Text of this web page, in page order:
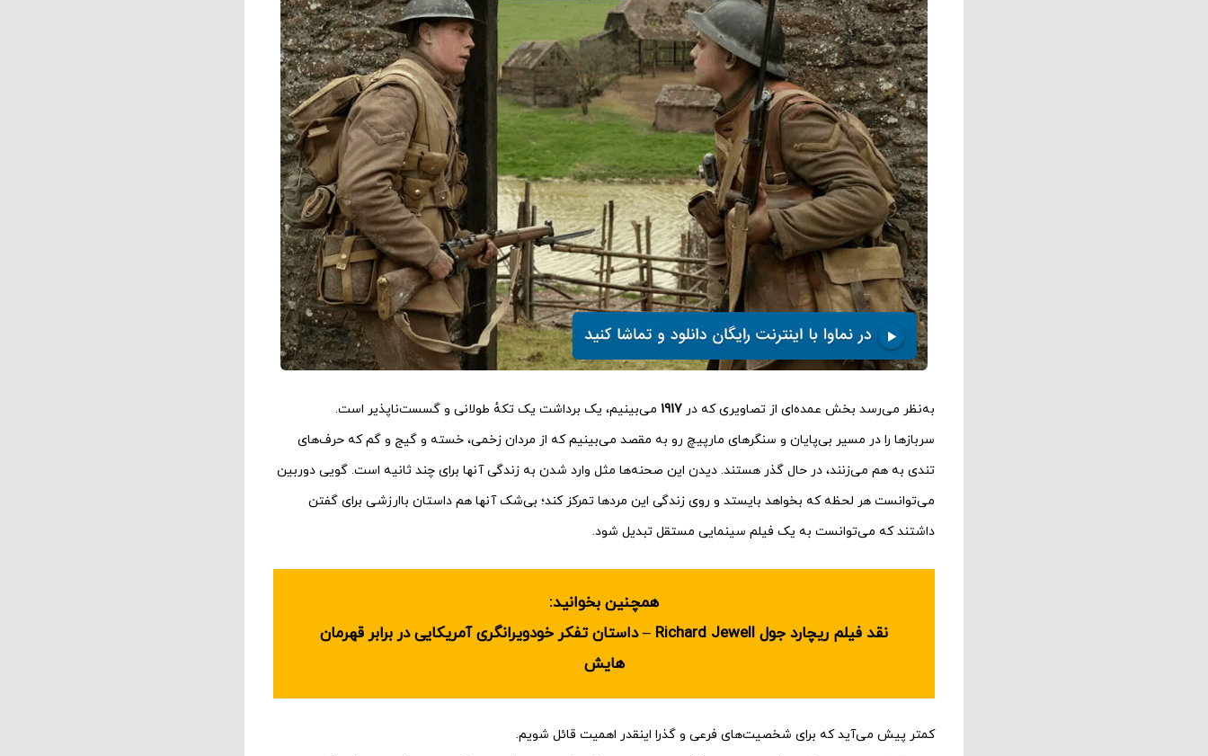
به‌نظر می‌رسد بخش عمده‌ای از تصاویری که در 1917 می‌بینیم، یک برداشت یک‌ تکهٔ طولانی و گسست‌ناپذیر است.
سربازها را در مسیر بی‌پایان و سنگرهای مارپیچ رو به مقصد می‌بینیم که از مردان زخمی، خسته و گیج و گم که حرف‌های
تندی به هم می‌زنند، در حال گذر هستند. دیدن این صحنه‌ها مثل وارد شدن به زندگی آنها برای چند ثانیه است. گویی دوربین
می‌توانست هر لحظه که بخواهد بایستد و روی زندگی این مردها تمرکز کند؛ بی‌شک آنها هم داستان باارزشی برای گفتن
داشتند که می‌توانست به یک فیلم سینمایی مستقل تبدیل شود.
همچنین بخوانید:
نقد فیلم ریچارد جول Richard Jewell – داستان تفکر خودویرانگری آمریکایی در برابر قهرمان
هایش
کمتر پیش می‌آید که برای شخصیت‌های فرعی و گذرا اینقدر اهمیت قائل شویم.